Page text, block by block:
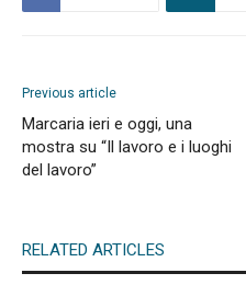
Previous article
Marcaria ieri e oggi, una
mostra su “Il lavoro e i luoghi
del lavoro”
RELATED ARTICLES